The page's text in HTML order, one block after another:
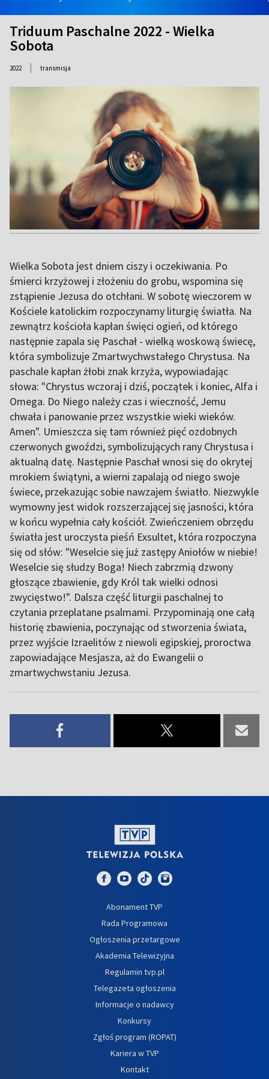
Triduum Paschalne 2022 - Wielka
Sobota
2022 | transmisja
Wielka Sobota jest dniem ciszy i oczekiwania. Po
śmierci krzyżowej i złożeniu do grobu, wspomina się
zstąpienie Jezusa do otchłani. W sobotę wieczorem w
Kościele katolickim rozpoczynamy liturgię światła. Na
zewnątrz kościoła kapłan święci ogień, od którego
następnie zapala się Paschał - wielką woskową świecę,
która symbolizuje Zmartwychwstałego Chrystusa. Na
paschale kapłan żłobi znak krzyża, wypowiadając
słowa: "Chrystus wczoraj i dziś, początek i koniec, Alfa i
Omega. Do Niego należy czas i wieczność, Jemu
chwała i panowanie przez wszystkie wieki wieków.
Amen". Umieszcza się tam również pięć ozdobnych
czerwonych gwoździ, symbolizujących rany Chrystusa i
aktualną datę. Następnie Paschał wnosi się do okrytej
mrokiem świątyni, a wierni zapalają od niego swoje
świece, przekazując sobie nawzajem światło. Niezwykle
wymowny jest widok rozszerzającej się jasności, która
w końcu wypełnia cały kościół. Zwieńczeniem obrzędu
światła jest uroczysta pieśń Exsultet, która rozpoczyna
się od słów: "Weselcie się już zastępy Aniołów w niebie!
Weselcie się słudzy Boga! Niech zabrzmią dzwony
głoszące zbawienie, gdy Król tak wielki odnosi
zwycięstwo!". Dalsza część liturgii paschalnej to
czytania przeplatane psalmami. Przypominają one całą
historię zbawienia, poczynając od stworzenia świata,
przez wyjście Izraelitów z niewoli egipskiej, proroctwa
zapowiadające Mesjasza, aż do Ewangelii o
zmartwychwstaniu Jezusa.
Abonament TVP
Rada Programowa
Ogłoszenia przetargowe
Akademia Telewizyjna
Regulamin tvp.pl
Telegazeta ogłoszenia
Informacje o nadawcy
Konkursy
Zgłoś program (ROPAT)
Kariera w TVP
Kontakt